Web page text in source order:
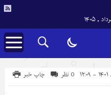
چاپ خبر 0 نظر